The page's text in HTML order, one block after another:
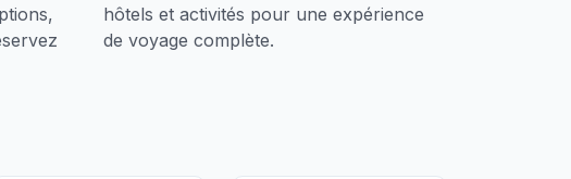
hôtels et activités pour une expérience
de voyage complète.